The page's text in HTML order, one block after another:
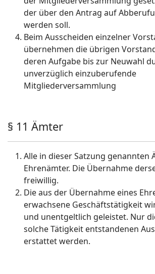
der über den Antrag auf
werden soll.
Beim Ausscheiden einzelner
übernehmen die übrigen
deren Aufgabe bis zur Neuwahl
unverzüglich einzuberufende
Mitgliederversammlung
§ 11 Ämter
Alle in dieser Satzung genannten
Ehrenämter. Die Übernahme
freiwillig.
Die aus der Übernahme eines
erwachsene Geschäftstätigkeit
und unentgeltlich geleistet. Nur
solche Tätigkeit entstandenen
erstattet werden.